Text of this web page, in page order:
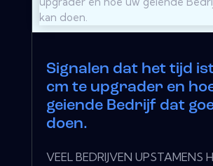
Signalen dat het tijd
cm te upgrader en
geiende Bedrijf dat
doen.
VEEL BEDRIJVEN UPSTAMENS